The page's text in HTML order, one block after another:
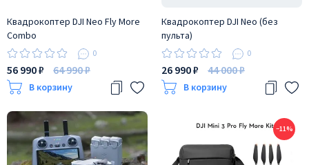
Квадрокоптер DJI Neo Fly More
Combo
0
56 990 ₽ 64 990 ₽
В корзину
Квадрокоптер DJI Neo (без
пульта)
0
26 990 ₽ 44 000 ₽
В корзину
−11%